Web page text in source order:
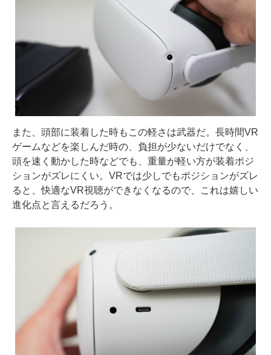
また、頭部に装着した時もこの軽さは武器だ。長時間VR
ゲームなどを楽しんだ時の、負担が少ないだけでなく、
頭を速く動かした時などでも、重量が軽い方が装着ポジ
ションがズレにくい。VRでは少しでもポジションがズレ
ると、快適なVR視聴ができなくなるので、これは嬉しい
進化点と言えるだろう。